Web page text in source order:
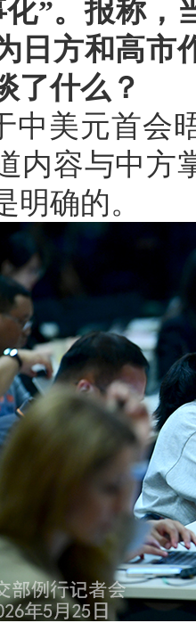
化”。报称
日方和高市
了什么？
中美元首会
内容与中方
明确的。